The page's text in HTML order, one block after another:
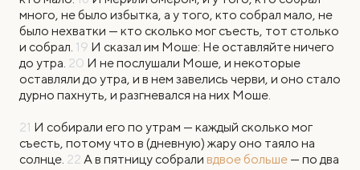
много, не было избытка, а у того, кто собрал мало, не
было нехватки — кто сколько мог съесть, тот столько
и собрал. 19 И сказал им Моше: Не оставляйте ничего
до утра. 20 И не послушали Моше, и некоторые
оставляли до утра, и в нем завелись черви, и оно стало
дурно пахнуть, и разгневался на них Моше.
21 И собирали его по утрам — каждый сколько мог
съесть, потому что в (дневную) жару оно таяло на
солнце. 22 А в пятницу собрали вдвое больше — по два